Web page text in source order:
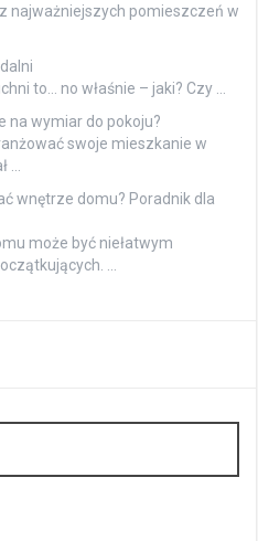
najważniejszych pomieszczeń w
to… no właśnie – jaki? Czy …
na wymiar do pokoju?
swoje mieszkanie w
…
wnętrze domu? Poradnik dla
może być niełatwym
…